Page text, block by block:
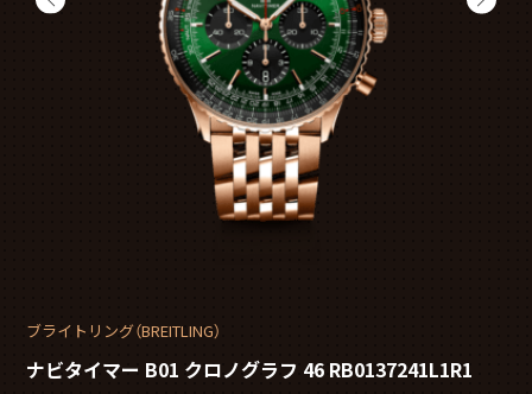
ブライトリング（BREITLING）
ナビタイマー B01 クロノグラフ 46 RB0137241L1R1